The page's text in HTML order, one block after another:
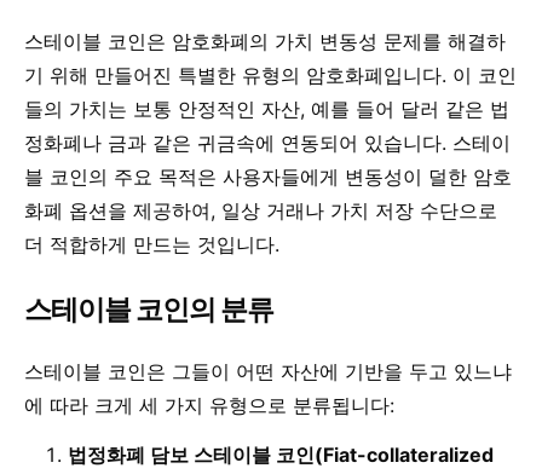
스테이블 코인은 암호화폐의 가치 변동성 문제를 해결하
기 위해 만들어진 특별한 유형의 암호화폐입니다. 이 코인
들의 가치는 보통 안정적인 자산, 예를 들어 달러 같은 법
정화폐나 금과 같은 귀금속에 연동되어 있습니다. 스테이
블 코인의 주요 목적은 사용자들에게 변동성이 덜한 암호
화폐 옵션을 제공하여, 일상 거래나 가치 저장 수단으로
더 적합하게 만드는 것입니다.
스테이블 코인의 분류
스테이블 코인은 그들이 어떤 자산에 기반을 두고 있느냐
에 따라 크게 세 가지 유형으로 분류됩니다:
법정화폐 담보 스테이블 코인(Fiat-collateralized